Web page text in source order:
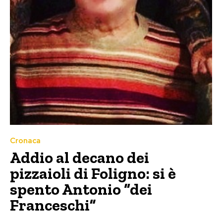
Cronaca
Addio al decano dei
pizzaioli di Foligno: si è
spento Antonio “dei
Franceschi”